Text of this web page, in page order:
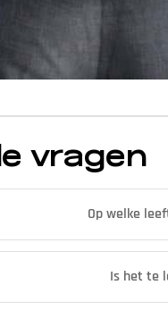
vragen
Op welke
Is het te